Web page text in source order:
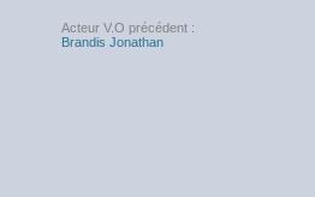
Acteur V.O précédent :
Brandis Jonathan